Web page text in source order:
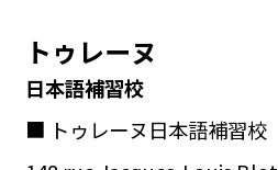
トゥレーヌ
日本語補習校
■ トゥレーヌ日本語補習校